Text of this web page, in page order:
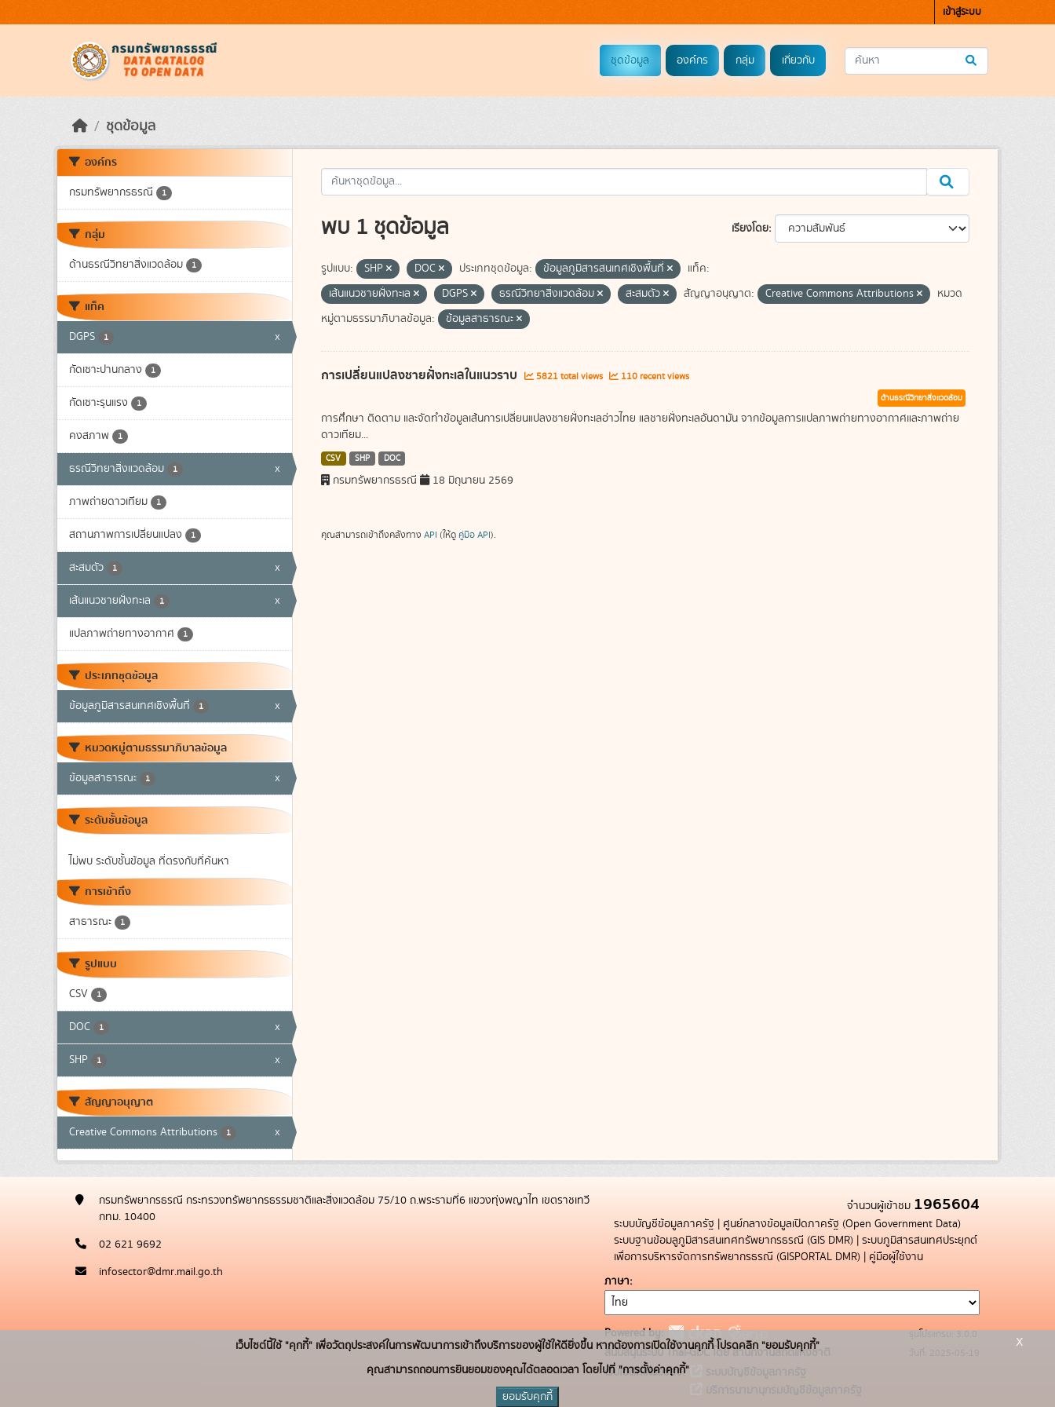
เข้าสู่ระบบ
ชุดข้อมูล องค์กร กลุ่ม เกี่ยวกับ
ชุดข้อมูล
องค์กร
กรมทรัพยากรธรณี 1
กลุ่ม
ด้านธรณีวิทยาสิ่งแวดล้อม 1
แท็ค
DGPS 1 x
กัดเซาะปานกลาง 1
กัดเซาะรุนแรง 1
คงสภาพ 1
ธรณีวิทยาสิ่งแวดล้อม 1 x
ภาพถ่ายดาวเทียม 1
สถานภาพการเปลี่ยนแปลง 1
สะสมตัว 1 x
เส้นแนวชายฝั่งทะเล 1 x
แปลภาพถ่ายทางอากาศ 1
ประเภทชุดข้อมูล
ข้อมูลภูมิสารสนเทศเชิงพื้นที่ 1 x
หมวดหมู่ตามธรรมาภิบาลข้อมูล
ข้อมูลสาธารณะ 1 x
ระดับชั้นข้อมูล
ไม่พบ ระดับชั้นข้อมูล ที่ตรงกับที่ค้นหา
การเข้าถึง
สาธารณะ 1
รูปแบบ
CSV 1
DOC 1 x
SHP 1 x
สัญญาอนุญาต
Creative Commons Attributions 1 x
เรียงโดย
พบ 1 ชุดข้อมูล
รูปแบบ: SHP DOC ประเภทชุดข้อมูล: ข้อมูลภูมิสารสนเทศเชิงพื้นที่
แท็ค:
เส้นแนวชายฝั่งทะเล
DGPS ธรณีวิทยาสิ่งแวดล้อม สะสมตัว สัญญาอนุญาต: Creative Commons Attributions
หมวด
หมู่ตามธรรมาภิบาลข้อมูล:
ข้อมูลสาธารณะ
การเปลี่ยนแปลงชายฝั่งทะเลในแนวราบ 5821 total views 110 recent views
ด้านธรณีวิทยาสิ่งแวดล้อม
การศึกษา ติดตาม และจัดทำข้อมูลเส้นการเปลี่ยนแปลงชายฝั่งทะเลอ่าวไทย แลชายฝั่งทะเลอันดามัน จากข้อมูลการแปลภาพถ่ายทางอากาศและภาพถ่าย
ดาวเทียม...
CSV SHP DOC
กรมทรัพยากรธรณี 18 มิถุนายน 2569
คุณสามารถเข้าถึงคลังทาง API (ให้ดู คู่มือ API).
กรมทรัพยากรธรณี กระทรวงทรัพยากรธรรมชาติและสิ่งแวดล้อม 75/10 ถ.พระรามที่6 แขวงทุ่งพญาไท เขตราชเทวี
กทม. 10400
02 621 9692
infosector@dmr.mail.go.th
จำนวนผู้เข้าชม 1965604
ระบบบัญชีข้อมูลภาครัฐ | ศูนย์กลางข้อมูลเปิดภาครัฐ (Open Government Data)
ระบบฐานข้อมลูภูมิสารสนเทศทรัพยากรธรณี (GIS DMR) | ระบบภูมิสารสนเทศประยุกต์
เพื่อการบริหารจัดการทรัพยากรธรณี (GISPORTAL DMR) | คู่มือผู้ใช้งาน
ภาษา
Powered by:
สนับสนุนระบบ Thai-GDC โดย สำนักงานสถิติแห่งชาติ
เว็บไซต์ที่เกี่ยวข้อง:
ระบบบัญชีข้อมูลภาครัฐ
บริการนามานุกรมบัญชีข้อมูลภาครัฐ
รุ่นโปรแกรม: 3.0.0
วันที่: 2025-05-19
เว็บไซต์นี้ใช้ "คุกกี้" เพื่อวัตถุประสงค์ในการพัฒนาการเข้าถึงบริการของผู้ใช้ให้ดียิ่งขึ้น หากต้องการเปิดใช้งานคุกกี้ โปรดคลิก "ยอมรับคุกกี้"
คุณสามารถถอนการยินยอมของคุณได้ตลอดเวลา โดยไปที่ "การตั้งค่าคุกกี้"
ยอมรับคุกกี้
x